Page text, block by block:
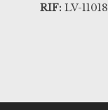
RIF: LV-11018